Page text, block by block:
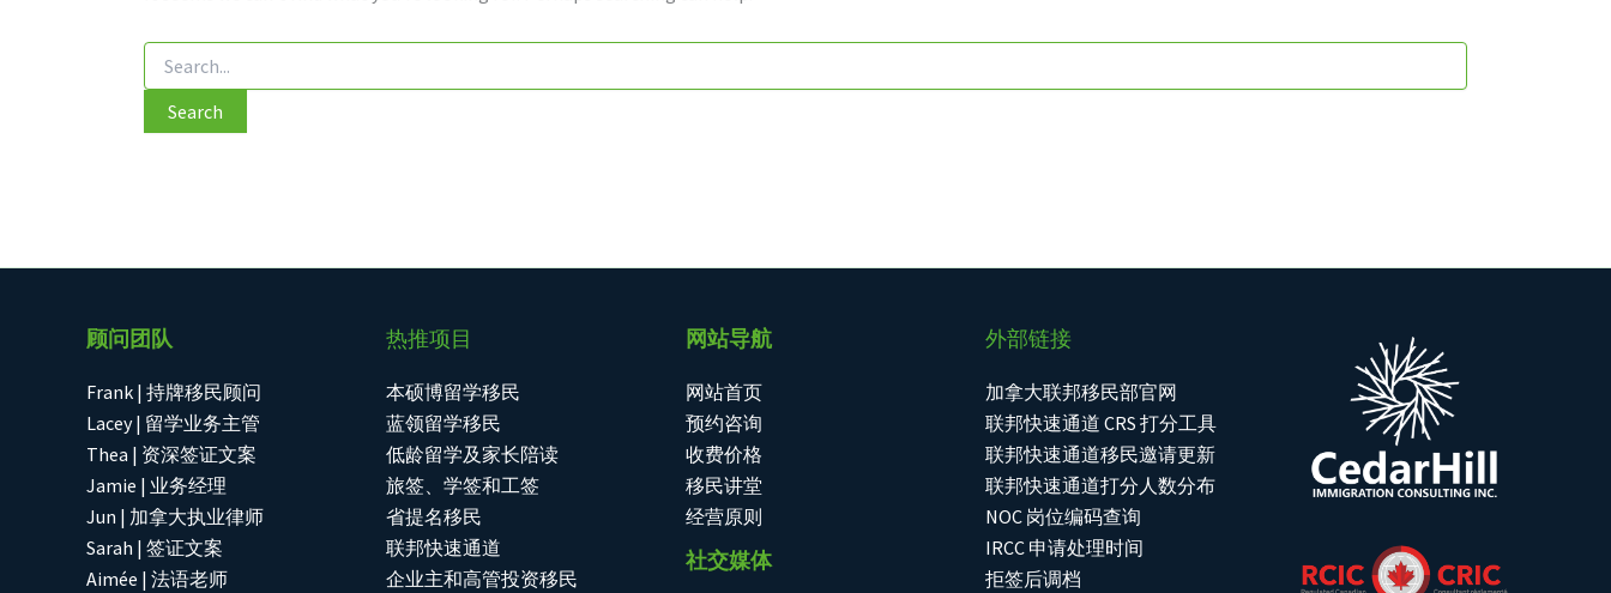
顾问团队
Frank | 持牌移民顾问
Lacey | 留学业务主管
Thea | 资深签证文案
Jamie | 业务经理
Jun | 加拿大执业律师
Sarah | 签证文案
Aimée | 法语老师
热推项目
本硕博留学移民
蓝领留学移民
低龄留学及家长陪读
旅签、学签和工签
省提名移民
联邦快速通道
企业主和高管投资移民
网站导航
网站首页
预约咨询
收费价格
移民讲堂
经营原则
社交媒体
外部链接
加拿大联邦移民部官网
联邦快速通道 CRS 打分工具
联邦快速通道移民邀请更新
联邦快速通道打分人数分布
NOC 岗位编码查询
IRCC 申请处理时间
拒签后调档